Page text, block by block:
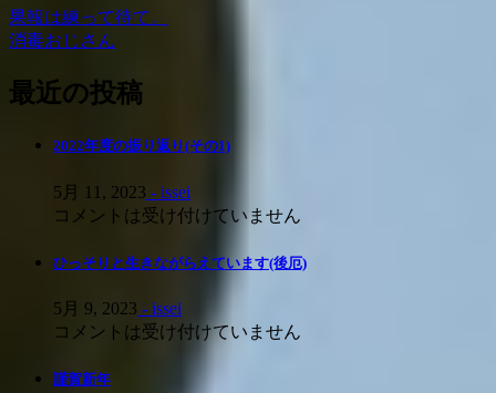
投
ナ
果報は練って待て。
消毒おじさん
最近の投稿
2022年度の振り返り(その1)
5月 11, 2023 - issei
コメントは受け付けていません
ひっそりと生きながらえています(後厄)
5月 9, 2023 - issei
コメントは受け付けていません
謹賀新年